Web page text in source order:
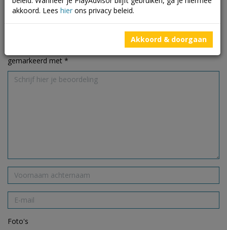
Schrijf een beoordeling
Je e-mailadres wordt niet gepubliceerd. Vereiste velden zijn
gemarkeerd met*
Foto's
akkoord. Lees hier ons privacy beleid.
Akkoord & doorgaan